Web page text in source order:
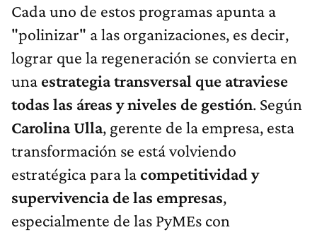
Cada uno de estos programas apunta a
"polinizar" a las organizaciones, es decir,
lograr que la regeneración se convierta en
una estrategia transversal que atraviese
todas las áreas y niveles de gestión. Según
Carolina Ulla, gerente de la empresa, esta
transformación se está volviendo
estratégica para lacompetitividad y
supervivencia de las empresas,
especialmente de las PyMEs con